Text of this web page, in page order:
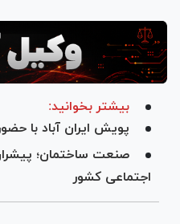
بیشتر بخوانید:
پویش ایران آباد با
صنعت ساختمان؛
اجتماعی کشور